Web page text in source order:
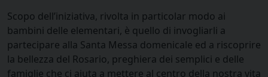
Scopo dell’iniziativa, rivolta in particolar modo ai
bambini delle elementari, è quello di invogliarli a
partecipare alla Santa Messa domenicale ed a riscoprire
la bellezza del Rosario, preghiera dei semplici e delle
famiglie che ci aiuta a mettere al centro della nostra vita